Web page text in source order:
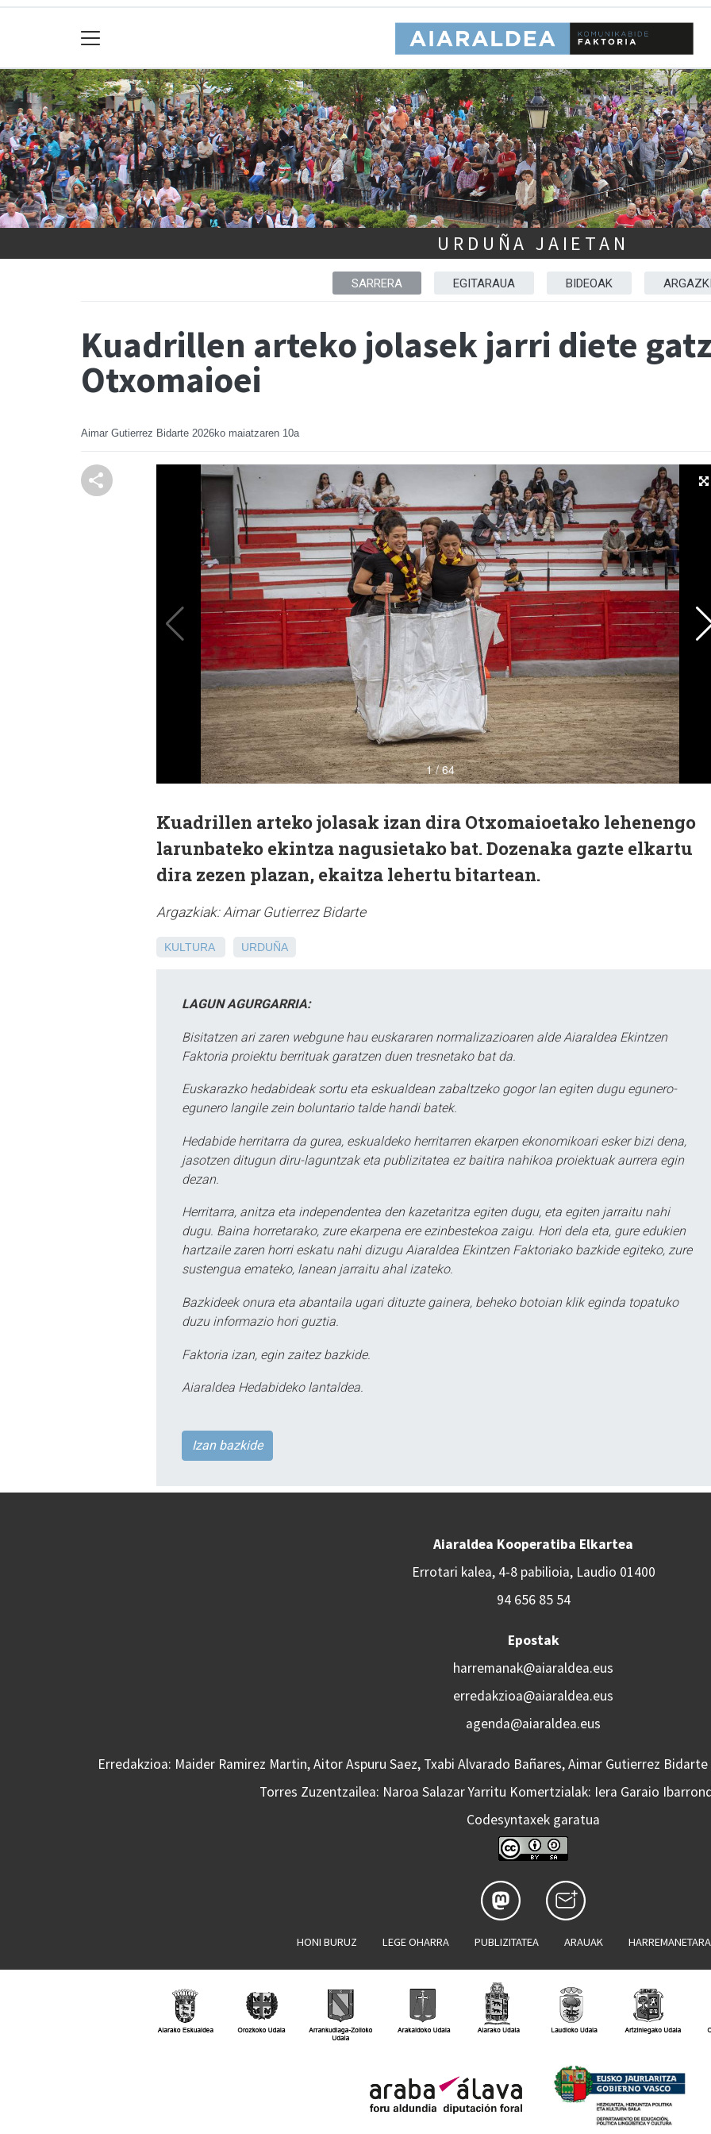
URDUÑA JAIETAN
SARRERA EGITARAUA BIDEOAK
Kuadrillen arteko jolasek jarri diete
Otxomaioei
Aimar Gutierrez Bidarte 2026ko maiatzaren 10a
Kuadrillen arteko jolasak izan dira Otxomaioetako lehenengo
larunbateko ekintza nagusietako bat. Dozenaka gazte elkartu
dira zezen plazan, ekaitza lehertu bitartean.
Argazkiak: Aimar Gutierrez Bidarte
KULTURA URDUÑA
LAGUN AGURGARRIA:
Bisitatzen ari zaren webgune hau euskararen normalizazioaren alde Aiaraldea Ekintzen
Faktoria proiektu berrituak garatzen duen tresnetako bat da.
Euskarazko hedabideak sortu eta eskualdean zabaltzeko gogor lan egiten dugu egunero-
egunero langile zein boluntario talde handi batek.
Hedabide herritarra da gurea, eskualdeko herritarren ekarpen ekonomikoari esker bizi dena,
jasotzen ditugun diru-laguntzak eta publizitatea ez baitira nahikoa proiektuak aurrera egin
dezan.
Herritarra, anitza eta independentea den kazetaritza egiten dugu, eta egiten jarraitu nahi
dugu. Baina horretarako, zure ekarpena ere ezinbestekoa zaigu. Hori dela eta, gure edukien
hartzaile zaren horri eskatu nahi dizugu Aiaraldea Ekintzen Faktoriako bazkide egiteko, zure
sustengua emateko, lanean jarraitu ahal izateko.
Bazkideek onura eta abantaila ugari dituzte gainera, beheko botoian klik eginda topatuko
duzu informazio hori guztia.
Faktoria izan, egin zaitez bazkide.
Aiaraldea Hedabideko lantaldea.
Izan bazkide
Aiaraldea Kooperatiba Elkartea
Errotari kalea, 4-8 pabilioia, Laudio 01400
94 656 85 54
Epostak
harremanak@aiaraldea.eus
erredakzioa@aiaraldea.eus
agenda@aiaraldea.eus
Erredakzioa: Maider Ramirez Martin, Aitor Aspuru Saez, Txabi Alvarado Bañares, Aimar Gutierrez
Torres Zuzentzailea: Naroa Salazar Yarritu Komertzialak: Iera Garaio
Codesyntaxek garatua
HONI BURUZ LEGE OHARRA PUBLIZITATEA ARAUAK